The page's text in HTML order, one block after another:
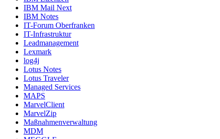
IBM Mail Next
IBM Notes
IT-Forum Oberfranken
IT-Infrastruktur
Leadmanagement
Lexmark
log4j
Lotus Notes
Lotus Traveler
Managed Services
MAPS
MarvelClient
MarvelZip
Maßnahmenverwaltung
MDM